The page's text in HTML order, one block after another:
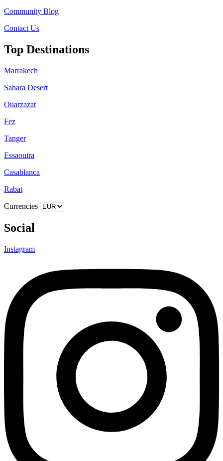
Community Blog
Contact Us
Top Destinations
Marrakech
Sahara Desert
Ouarzazat
Fez
Tanger
Essaouira
Casablanca
Rabat
Currencies
Social
Instagram